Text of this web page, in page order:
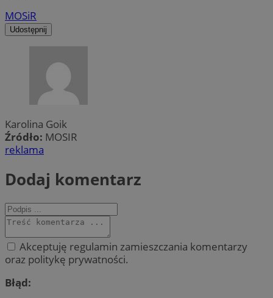
MOSiR
Udostępnij
Karolina Goik
Źródło: MOSIR
reklama
Dodaj komentarz
Akceptuję regulamin zamieszczania komentarzy
oraz politykę prywatności.
Błąd: